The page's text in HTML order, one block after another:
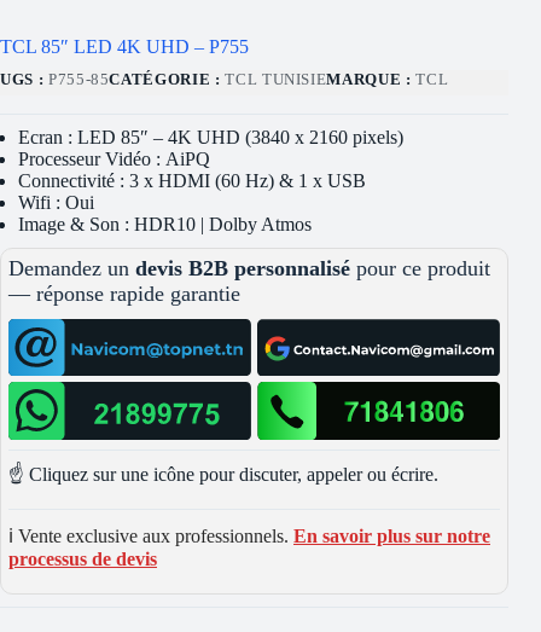
TCL 85″ LED 4K UHD – P755
UGS : P755-85CATÉGORIE :TCL TUNISIEMARQUE :TCL
Ecran : LED 85″ – 4K UHD (3840 x 2160 pixels)
Processeur Vidéo : AiPQ
Connectivité : 3 x HDMI (60 Hz) & 1 x USB
Wifi : Oui
Image & Son : HDR10 | Dolby Atmos
Demandez un devis B2B personnalisé pour ce produit
— réponse rapide garantie
☝️ Cliquez sur une icône pour discuter, appeler ou écrire.
ℹ️ Vente exclusive aux professionnels. En savoir plus sur notre
processus de devis